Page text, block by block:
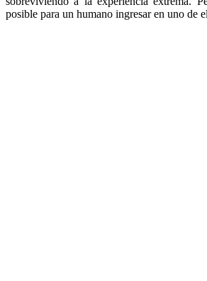
posible para un humano ingresar en uno de